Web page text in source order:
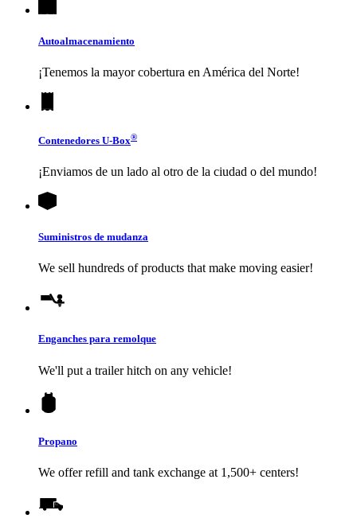
Autoalmacenamiento
¡Tenemos la mayor cobertura en América del Norte!
Contenedores U-Box®
¡Enviamos de un lado al otro de la ciudad o del mundo!
Suministros de mudanza
We sell hundreds of products that make moving easier!
Enganches para remolque
We'll put a trailer hitch on any vehicle!
Propano
We offer refill and tank exchange at 1,500+ centers!